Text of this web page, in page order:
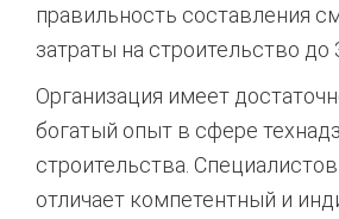
правильность составления
затраты на строительство до
Организация имеет
богатый опыт в сфере
строительства.
отличает компетентный и